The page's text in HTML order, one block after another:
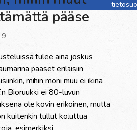
pääse
tulee aina joskus
pääset erilaisiin
mihin moni muu ei ikinä
Bioruukki ei 80-luvun
ole kovin erikoinen, mutta
kuitenkin tullut koluttua